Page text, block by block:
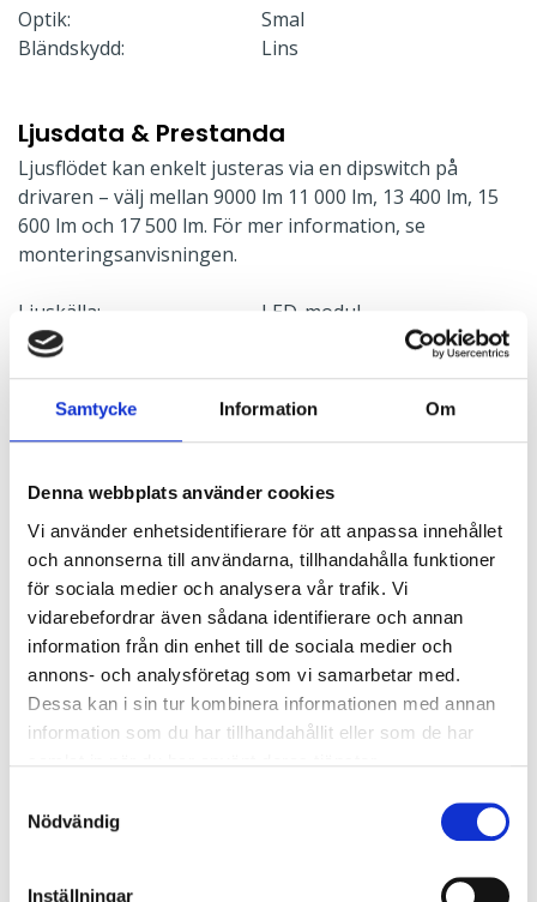
Samtycke Information Om
Denna webbplats använder cookies
Vi använder enhetsidentifierare för att anpassa innehållet
och annonserna till användarna, tillhandahålla funktioner
för sociala medier och analysera vår trafik. Vi
vidarebefordrar även sådana identifierare och annan
information från din enhet till de sociala medier och
annons- och analysföretag som vi samarbetar med.
Dessa kan i sin tur kombinera informationen med annan
information som du har tillhandahållit eller som de har
Nödvändig
Inställningar
Optik:
Smal
Bländskydd:
Lins
Ljusdata & Prestanda
Ljusflödet kan enkelt justeras via en dipswitch på
drivaren – välj mellan 9000 lm 11 000 lm, 13 400 lm, 15
600 lm och 17 500 lm. För mer information, se
monteringsanvisningen.
Ljuskälla:
LED-modul
Ljusflöde:
Ljusfördelning:
Direkt
Färgtemperatur:
Färgtolerans:
≤3 SDCM
Ljusdistribution upp:
0 %
Ljusdistribution ner:
100 %
Konstant ljusflöde:
Nej
Livslängd LED L80:
100000 h
Livslängd drivare:
100000 h
Flimmervärde PstLm:
0.016 PstLm
Flimmervärde SVM:
0.001 SVM
Åtgångstal:
0.007
Elektrisk data
Frekvens: